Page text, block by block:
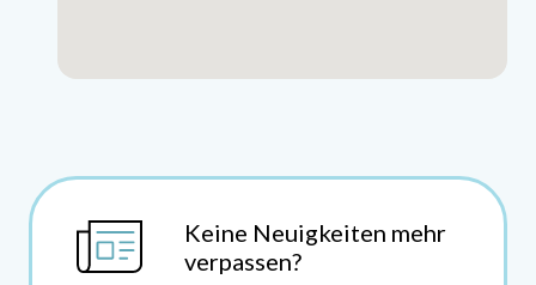
Keine Neuigkeiten mehr
verpassen?